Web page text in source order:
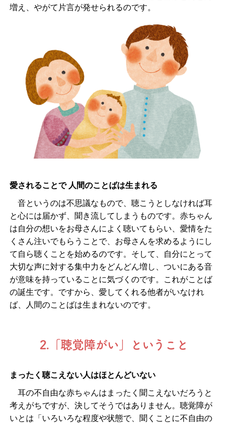
増え、やがて片言が発せられるのです。
愛されることで 人間のことばは生まれる
音というのは不思議なもので、聴こうとしなければ耳
と心には届かず、聞き流してしまうものです。赤ちゃん
は自分の想いをお母さんによく聴いてもらい、愛情をた
くさん注いでもらうことで、お母さんを求めるようにし
て自ら聴くことを始めるのです。そして、自分にとって
大切な声に対する集中力をどんどん増し、ついにある音
が意味を持っていることに気づくのです。これがことば
の誕生です。ですから、愛してくれる他者がいなけれ
ば、人間のことばは生まれないのです。
2.「聴覚障がい」ということ
まったく聴こえない人はほとんどいない
耳の不自由な赤ちゃんはまったく聞こえないだろうと
考えがちですが、決してそうではありません。聴覚障が
いとは「いろいろな程度や状態で、聞くことに不自由の